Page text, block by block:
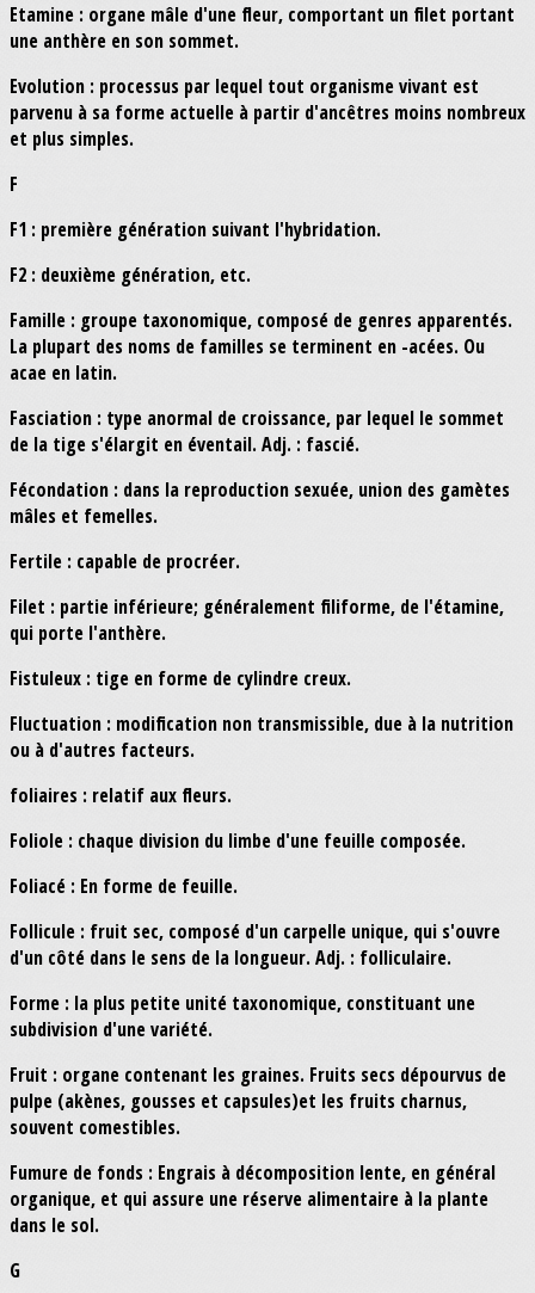
Etamine : organe mâle d'une fleur, comportant un filet portant
une anthère en son sommet.
Evolution : processus par lequel tout organisme vivant est
parvenu à sa forme actuelle à partir d'ancêtres moins nombreux
et plus simples.
F
F1 : première génération suivant l'hybridation.
F2 : deuxième génération, etc.
Famille : groupe taxonomique, composé de genres apparentés.
La plupart des noms de familles se terminent en -acées. Ou
acae en latin.
Fasciation : type anormal de croissance, par lequel le sommet
de la tige s'élargit en éventail. Adj. : fascié.
Fécondation : dans la reproduction sexuée, union des gamètes
mâles et femelles.
Fertile : capable de procréer.
Filet : partie inférieure; généralement filiforme, de l'étamine,
qui porte l'anthère.
Fistuleux : tige en forme de cylindre creux.
Fluctuation : modification non transmissible, due à la nutrition
ou à d'autres facteurs.
foliaires : relatif aux fleurs.
Foliole : chaque division du limbe d'une feuille composée.
Foliacé : En forme de feuille.
Follicule : fruit sec, composé d'un carpelle unique, qui s'ouvre
d'un côté dans le sens de la longueur. Adj. : folliculaire.
Forme : la plus petite unité taxonomique, constituant une
subdivision d'une variété.
Fruit : organe contenant les graines. Fruits secs dépourvus de
pulpe (akènes, gousses et capsules)et les fruits charnus,
souvent comestibles.
Fumure de fonds : Engrais à décomposition lente, en général
organique, et qui assure une réserve alimentaire à la plante
dans le sol.
G